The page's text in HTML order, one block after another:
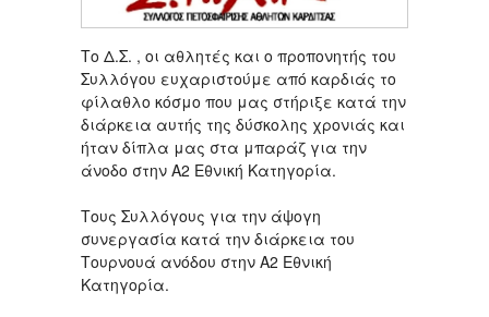
Το Δ.Σ. , οι αθλητές και ο προπονητής του
Συλλόγου ευχαριστούμε από καρδιάς το
φίλαθλο κόσμο που μας στήριξε κατά την
διάρκεια αυτής της δύσκολης χρονιάς και
ήταν δίπλα μας στα μπαράζ για την
άνοδο στην Α2 Εθνική Κατηγορία.
Τους Συλλόγους για την άψογη
συνεργασία κατά την διάρκεια του
Τουρνουά ανόδου στην Α2 Εθνική
Κατηγορία.